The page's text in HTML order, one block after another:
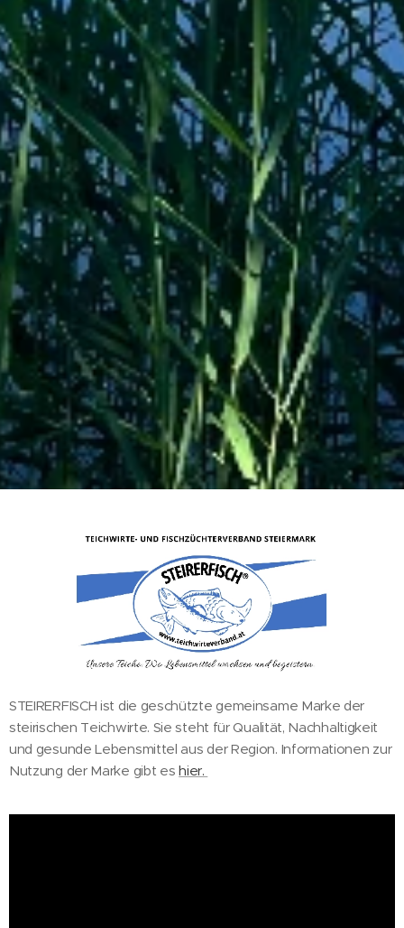
STEIRERFISCH ist die geschützte gemeinsame Marke der
steirischen Teichwirte. Sie steht für Qualität, Nachhaltigkeit
und gesunde Lebensmittel aus der Region. Informationen zur
Nutzung der Marke gibt eshier.